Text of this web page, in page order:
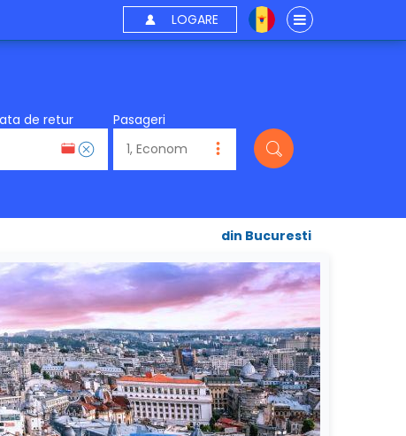
LOGARE
de retur Pasageri
din Bucuresti